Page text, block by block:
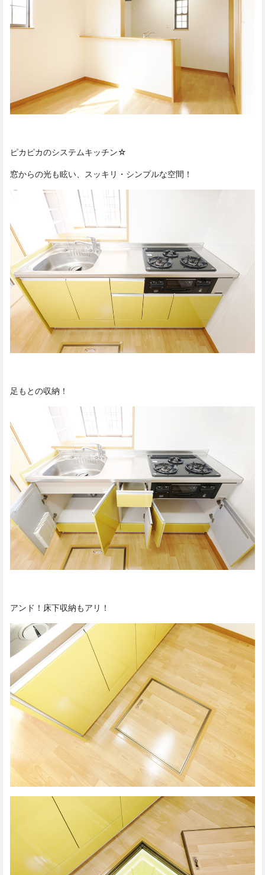
ピカピカのシステムキッチン☆
窓からの光も眩い、スッキリ・シンプルな空間！
足もとの収納！
アンド！床下収納もアリ！